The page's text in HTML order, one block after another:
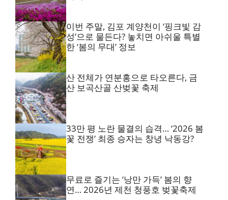
이번 주말, 김포 계양천이 ‘핑크빛 감
성’으로 물든다? 놓치면 아쉬울 특별
한 ‘봄의 무대’ 정보
산 전체가 연분홍으로 타오른다, 금
산 보곡산골 산벚꽃 축제
33만 평 노란 물결의 습격… ‘2026 봄
꽃 전쟁’ 최종 승자는 창녕 낙동강?
무료로 즐기는 ‘낭만 가득’ 봄의 향
연… 2026년 제천 청풍호 벚꽃축제